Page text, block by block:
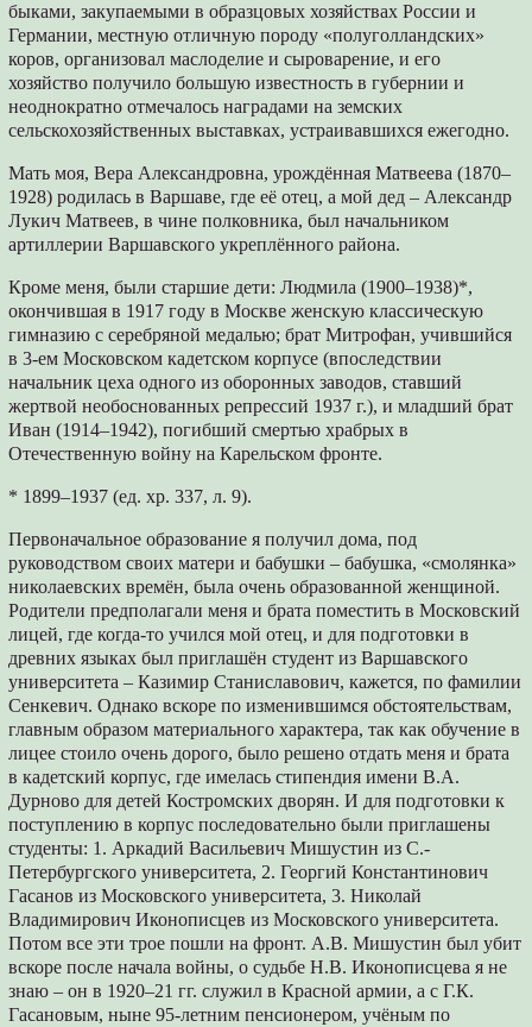
быками, закупаемыми в образцовых хозяйствах России и
Германии, местную отличную породу «полуголландских»
коров, организовал маслоделие и сыроварение, и его
хозяйство получило большую известность в губернии и
неоднократно отмечалось наградами на земских
сельскохозяйственных выставках, устраивавшихся ежегодно.
Мать моя, Вера Александровна, урождённая Матвеева (1870–
1928) родилась в Варшаве, где её отец, а мой дед – Александр
Лукич Матвеев, в чине полковника, был начальником
артиллерии Варшавского укреплённого района.
Кроме меня, были старшие дети: Людмила (1900–1938)*,
окончившая в 1917 году в Москве женскую классическую
гимназию с серебряной медалью; брат Митрофан, учившийся
в 3-ем Московском кадетском корпусе (впоследствии
начальник цеха одного из оборонных заводов, ставший
жертвой необоснованных репрессий 1937 г.), и младший брат
Иван (1914–1942), погибший смертью храбрых в
Отечественную войну на Карельском фронте.
* 1899–1937 (ед. хр. 337, л. 9).
Первоначальное образование я получил дома, под
руководством своих матери и бабушки – бабушка, «смолянка»
николаевских времён, была очень образованной женщиной.
Родители предполагали меня и брата поместить в Московский
лицей, где когда-то учился мой отец, и для подготовки в
древних языках был приглашён студент из Варшавского
университета – Казимир Станиславович, кажется, по фамилии
Сенкевич. Однако вскоре по изменившимся обстоятельствам,
главным образом материального характера, так как обучение в
лицее стоило очень дорого, было решено отдать меня и брата
в кадетский корпус, где имелась стипендия имени В.А.
Дурново для детей Костромских дворян. И для подготовки к
поступлению в корпус последовательно были приглашены
студенты: 1. Аркадий Васильевич Мишустин из С.-
Петербургского университета, 2. Георгий Константинович
Гасанов из Московского университета, 3. Николай
Владимирович Иконописцев из Московского университета.
Потом все эти трое пошли на фронт. А.В. Мишустин был убит
вскоре после начала войны, о судьбе Н.В. Иконописцева я не
знаю – он в 1920–21 гг. служил в Красной армии, а с Г.К.
Гасановым, ныне 95-летним пенсионером, учёным по